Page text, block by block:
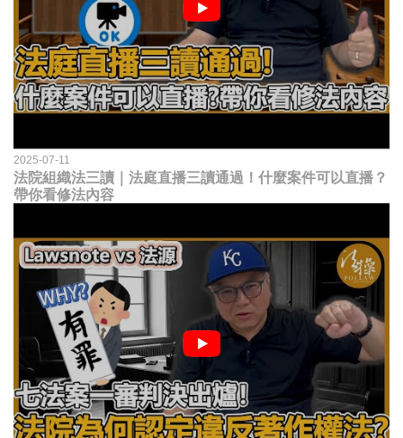
2025-07-11
法院組織法三讀｜法庭直播三讀通過！什麼案件可以直播？
帶你看修法內容